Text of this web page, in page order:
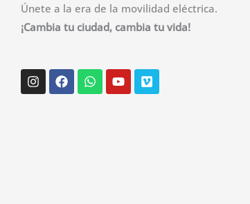
Únete a la era de la movilidad eléctrica.
¡Cambia tu ciudad, cambia tu vida!
Instagram
FacebookWhatsapp
YoutubeVimeo